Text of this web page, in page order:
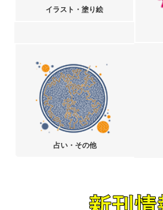
イラスト・塗り絵
占い・その他